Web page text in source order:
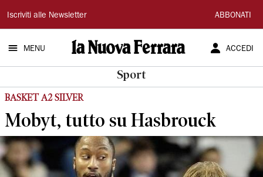
La
Nuova
Ferrara
Iscriviti alle Newsletter ABBONATI
MENU ACCEDI
Sport
BASKET A2 SILVER
Mobyt, tutto su Hasbrouck